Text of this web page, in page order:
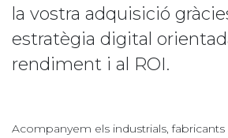
la vostra adquisició
estratègia digital
rendiment i al ROI.
Acompanyem els industrials,